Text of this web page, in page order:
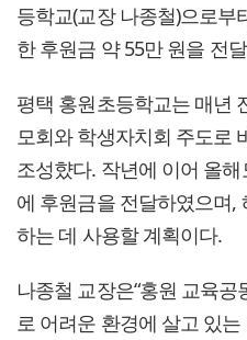
등학교(교장 나종철)으로부
한 후원금 약 55만 원을 전
평택 홍원초등학교는 매년
모회와 학생자치회 주도로
조성햤다. 작년에 이어 올
에 후원금을 전달하였으며,
하는 데 사용할 계획이다.
나종철 교장은“홍원 교육
로 어려운 환경에 살고 있